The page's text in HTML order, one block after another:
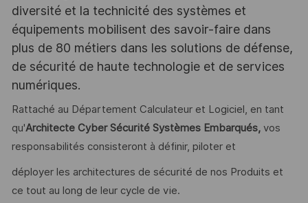
diversité et la technicité des systèmes et
équipements mobilisent des savoir-faire dans
plus de 80 métiers dans les solutions de défense,
de sécurité de haute technologie et de services
numériques.
Rattaché au Département Calculateur et Logiciel, en tant
qu'Architecte Cyber Sécurité Systèmes Embarqués, vos
responsabilités consisteront à définir, piloter et
déployer les architectures de sécurité de nos Produits et
ce tout au long de leur cycle de vie.